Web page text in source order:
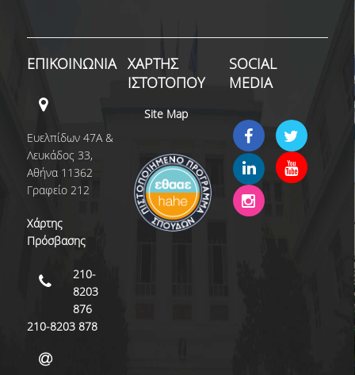
ΜΝΗΜΟΝΙΑ ΣΥΝΕΡΓΑΣΙΑΣ
ΑΠΟ ΤΗ ΘΕΩΡΙΑ ΣΤΗΝ ΠΡΑΞΗ
ΘΕΡΙΝΟ ΕΡΓΑΣΤΗΡΙΟ ΑΝΑΠΤΥΞΗΣ ΔΕΞΙΟΤΗΤΩΝ ΔΑΔ
HRM AUEB INSIGHTS
ΣΥΖΗΤΩΝΤΑΣ ΜΕ ΣΤΕΛΕΧΗ HR
ΠΙΣΤΟΠΟΙΗΣΕΙΣ ΚΑΙ ΛΙΣΤΕΣ ΚΑΤΑΤΑΞΗΣ
ΔΙΑΚΡΙΣΕΙΣ ΤΟΥ ΜΠΣ
ΕΠΙΚΟΙΝΩΝΙΑ
Ευελπίδων 47Α &
Λευκάδος 33,
Αθήνα 11362
Γραφείο 212
Χάρτης
Πρόσβασης
210-
8203
876
210-8203 878
ΧΑΡΤΗΣ
ΙΣΤΟΤΟΠΟΥ
Site Map
SOCIAL
MEDIA